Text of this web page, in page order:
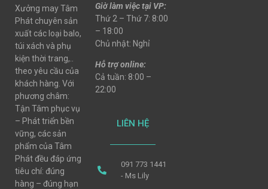
Xưởng may Tâm
Phát chuyên sản
xuất các loại balo,
túi xách và phụ
kiện thời trang,..
theo yêu cầu của
khách hàng. Với
phương châm:
Tận Tâm phục vụ
– Phát triển bền
vững, các sản
phẩm của Tâm
Phát đều đáp ứng
tiêu chí: đúng
hàng – đúng hạn
Giờ làm việc tại VP:
Thứ 2 – Thứ 7: 8:00
– 18:00
Chủ nhật: Nghỉ
Hỗ trợ online:
Cả tuần: 8:00 –
22:00
LIÊN HỆ
091 773 1441
- Ms Lily